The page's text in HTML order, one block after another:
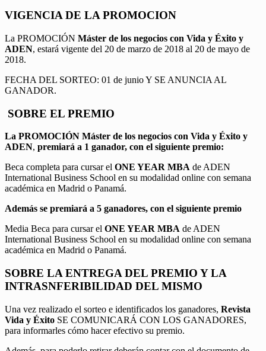
VIGENCIA DE LA PROMOCION
La PROMOCIÓN Máster de los negocios con Vida y Éxito y
ADEN, estará vigente del 20 de marzo de 2018 al 20 de mayo de
2018.
FECHA DEL SORTEO: 01 de junio Y SE ANUNCIA AL
GANADOR.
SOBRE EL PREMIO
La PROMOCIÓN Máster de los negocios con Vida y Éxito y
ADEN, premiará a 1 ganador, con el siguiente premio:
Beca completa para cursar el ONE YEAR MBA de ADEN
International Business School en su modalidad online con semana
académica en Madrid o Panamá.
Además se premiará a 5 ganadores, con el siguiente premio
Media Beca para cursar el ONE YEAR MBA de ADEN
International Business School en su modalidad online con semana
académica en Madrid o Panamá.
SOBRE LA ENTREGA DEL PREMIO Y LA
INTRASNFERIBILIDAD DEL MISMO
Una vez realizado el sorteo e identificados los ganadores, Revista
Vida y Éxito SE COMUNICARÁ CON LOS GANADORES,
para informarles cómo hacer efectivo su premio.